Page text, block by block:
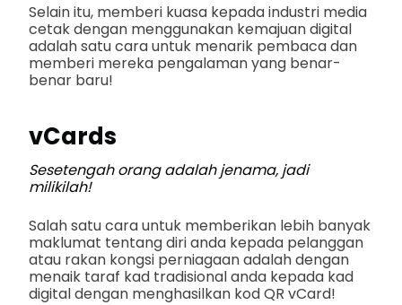
Selain itu, memberi kuasa kepada industri media
cetak dengan menggunakan kemajuan digital
adalah satu cara untuk menarik pembaca dan
memberi mereka pengalaman yang benar-
benar baru!
vCards
Sesetengah orang adalah jenama, jadi
milikilah!
Salah satu cara untuk memberikan lebih banyak
maklumat tentang diri anda kepada pelanggan
atau rakan kongsi perniagaan adalah dengan
menaik taraf kad tradisional anda kepada kad
digital dengan menghasilkan kod QR vCard!